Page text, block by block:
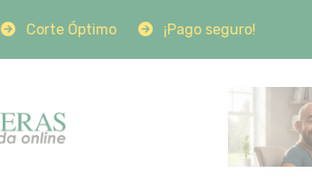
Corte Óptimo ¡Pago seguro!